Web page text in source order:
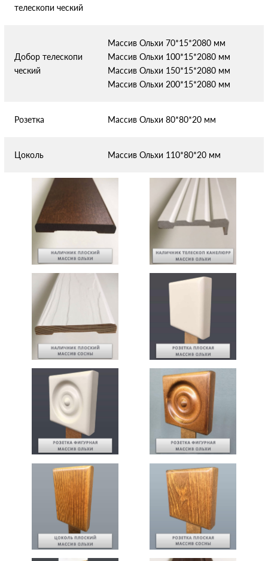
телескопи ческий
Добор телескопи
ческий
Массив Ольхи 70*15*2080 мм
Массив Ольхи 100*15*2080 мм
Массив Ольхи 150*15*2080 мм
Массив Ольхи 200*15*2080 мм
Розетка Массив Ольхи 80*80*20 мм
Цоколь Массив Ольхи 110*80*20 мм